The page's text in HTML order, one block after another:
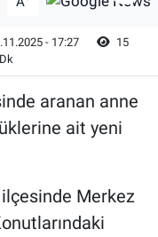
- 17:27
15
aranan anne
ait yeni
Merkez